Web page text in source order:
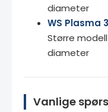
diameter
WS Plasma
Større
diameter
Vanlige